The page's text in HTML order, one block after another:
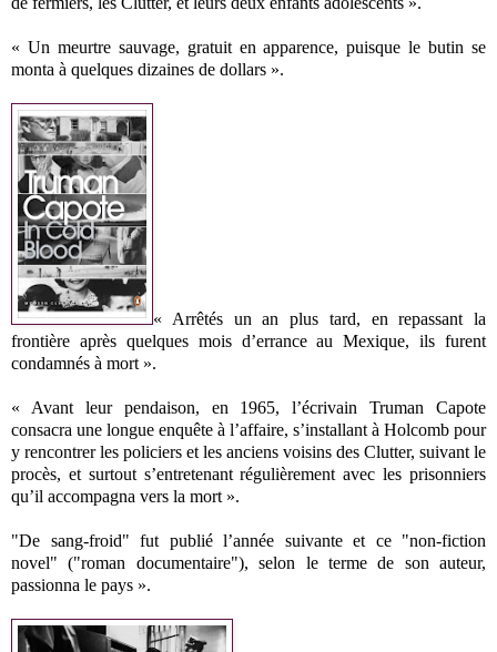
« Un meurtre sauvage, gratuit en apparence, puisque le butin se
monta à quelques dizaines de dollars ».
« Arrêtés un an plus tard, en repassant la
frontière après quelques mois d’errance au Mexique, ils furent
condamnés à mort ».
« Avant leur pendaison, en 1965, l’écrivain Truman Capote
consacra une longue enquête à l’affaire, s’installant à Holcomb pour
y rencontrer les policiers et les anciens voisins des Clutter, suivant le
procès, et surtout s’entretenant régulièrement avec les prisonniers
qu’il accompagna vers la mort ».
"De sang-froid" fut publié l’année suivante et ce "non-fiction
novel" ("roman documentaire"), selon le terme de son auteur,
passionna le pays ».